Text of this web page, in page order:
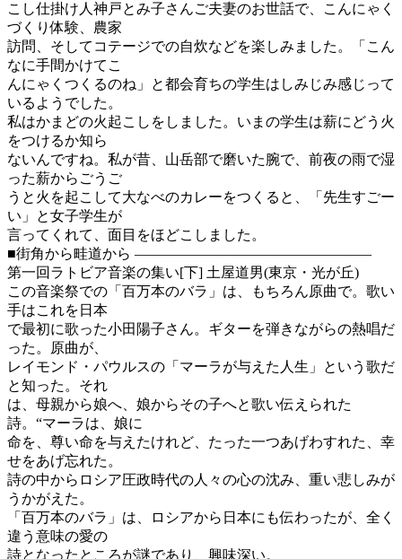
こし仕掛け人神戸とみ子さんご夫妻のお世話で、こんにゃく
づくり体験、農家
訪問、そしてコテージでの自炊などを楽しみました。「こん
なに手間かけてこ
んにゃくつくるのね」と都会育ちの学生はしみじみ感じって
いるようでした。
私はかまどの火起こしをしました。いまの学生は薪にどう火
をつけるか知ら
ないんですね。私が昔、山岳部で磨いた腕で、前夜の雨で湿
った薪からごうご
うと火を起こして大なべのカレーをつくると、「先生すごー
い」と女子学生が
言ってくれて、面目をほどこしました。
■街角から畦道から ————————————————–
第一回ラトビア音楽の集い[下] 土屋道男(東京・光が丘)
この音楽祭での「百万本のバラ」は、もちろん原曲で。歌い
手はこれを日本
で最初に歌った小田陽子さん。ギターを弾きながらの熱唱だ
った。原曲が、
レイモンド・パウルスの「マーラが与えた人生」という歌だ
と知った。それ
は、母親から娘へ、娘からその子へと歌い伝えられた
詩。“マーラは、娘に
命を、尊い命を与えたけれど、たった一つあげわすれた、幸
せをあげ忘れた。
詩の中からロシア圧政時代の人々の心の沈み、重い悲しみが
うかがえた。
「百万本のバラ」は、ロシアから日本にも伝わったが、全く
違う意味の愛の
詩となったところが謎であり、興味深い。